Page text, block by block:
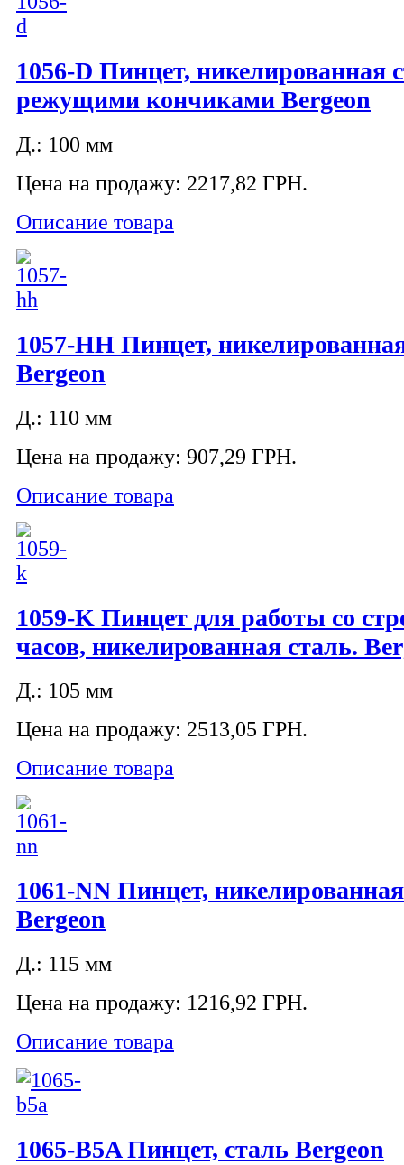
1056-D Пинцет, никелированная
режущими кончиками Bergeon
Д.: 100 мм
Цена на продажу: 2217,82 ГРН.
Описание товара
1057-HH Пинцет,
Bergeon
Д.: 110 мм
Цена на продажу: 907,29 ГРН.
Описание товара
1059-K Пинцет для работы со
часов, никелированная сталь.
Д.: 105 мм
Цена на продажу: 2513,05 ГРН.
Описание товара
1061-NN Пинцет,
Bergeon
Д.: 115 мм
Цена на продажу: 1216,92 ГРН.
Описание товара
1065-B5A Пинцет, сталь Bergeon